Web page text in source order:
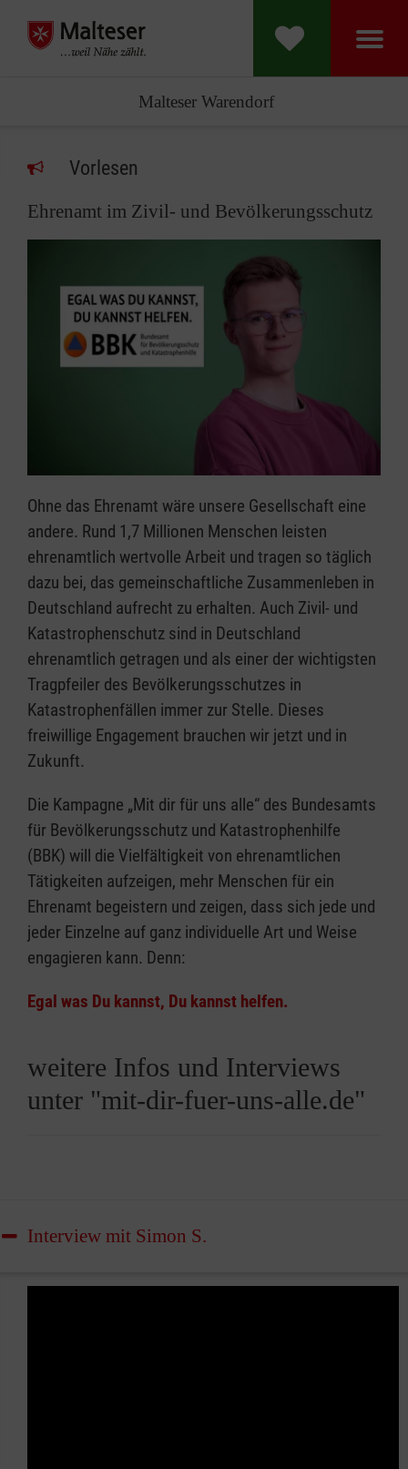
Malteser Warendorf
Vorlesen
Ehrenamt im Zivil- und Bevölkerungsschutz
Ohne das Ehrenamt wäre unsere Gesellschaft eine
andere. Rund 1,7 Millionen Menschen leisten
ehrenamtlich wertvolle Arbeit und tragen so täglich
dazu bei, das gemeinschaftliche Zusammenleben in
Deutschland aufrecht zu erhalten. Auch Zivil- und
Katastrophenschutz sind in Deutschland
ehrenamtlich getragen und als einer der wichtigsten
Tragpfeiler des Bevölkerungsschutzes in
Katastrophenfällen immer zur Stelle. Dieses
freiwillige Engagement brauchen wir jetzt und in
Zukunft.
Die Kampagne „Mit dir für uns alle“ des Bundesamts
für Bevölkerungsschutz und Katastrophenhilfe
(BBK) will die Vielfältigkeit von ehrenamtlichen
Tätigkeiten aufzeigen, mehr Menschen für ein
Ehrenamt begeistern und zeigen, dass sich jede und
jeder Einzelne auf ganz individuelle Art und Weise
engagieren kann. Denn:
Egal was Du kannst, Du kannst helfen.
weitere Infos und Interviews
unter "mit-dir-fuer-uns-alle.de"
Interview mit Simon S.